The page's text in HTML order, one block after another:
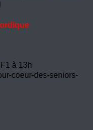
à 13h
coeur-des-seniors-